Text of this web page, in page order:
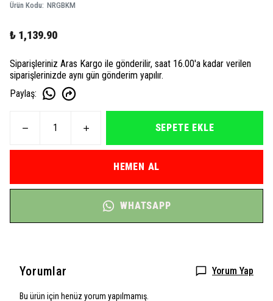
Ürün Kodu: NRGBKM
₺ 1,139.90
Siparişleriniz Aras Kargo ile gönderilir, saat 16.00'a kadar verilen
siparişlerinizde aynı gün gönderim yapılır.
Paylaş:
SEPETE EKLE
HEMEN AL
WHATSAPP
Yorumlar Yorum Yap
Bu ürün için henüz yorum yapılmamış.